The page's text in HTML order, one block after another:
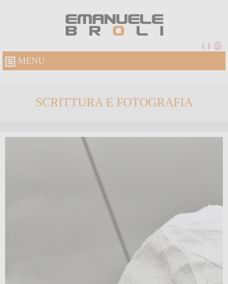
MENU
SCRITTURA E FOTOGRAFIA